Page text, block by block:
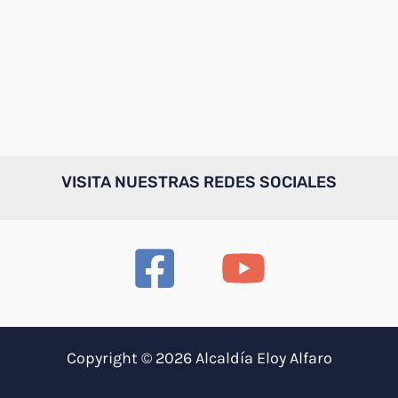
VISITA NUESTRAS REDES SOCIALES
Copyright © 2026 Alcaldía Eloy Alfaro